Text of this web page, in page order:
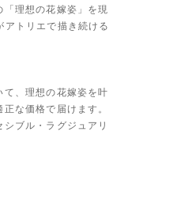
理想の花嫁姿」を現
トリエで描き続ける
、理想の花嫁姿を叶
な価格で届けます。
ブル・ラグジュアリ